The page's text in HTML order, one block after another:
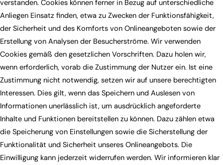
verstanden. Cookies können ferner in Bezug auf unterschiedliche
Anliegen Einsatz finden, etwa zu Zwecken der Funktionsfähigkeit,
der Sicherheit und des Komforts von Onlineangeboten sowie der
Erstellung von Analysen der Besucherströme. Wir verwenden
Cookies gemäß den gesetzlichen Vorschriften. Dazu holen wir,
wenn erforderlich, vorab die Zustimmung der Nutzer ein. Ist eine
Zustimmung nicht notwendig, setzen wir auf unsere berechtigten
Interessen. Dies gilt, wenn das Speichern und Auslesen von
Informationen unerlässlich ist, um ausdrücklich angeforderte
Inhalte und Funktionen bereitstellen zu können. Dazu zählen etwa
die Speicherung von Einstellungen sowie die Sicherstellung der
Funktionalität und Sicherheit unseres Onlineangebots. Die
Einwilligung kann jederzeit widerrufen werden. Wir informieren klar